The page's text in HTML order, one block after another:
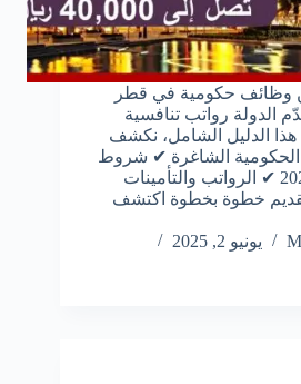
وظائف حكومية في قطر
الدولة رواتب تنافسية
هذا الدليل الشامل، نكشف
الشاغرة ✔ شروط
التقديم المحدثة لعام 2024 ✔ الرواتب والتأمينات
خطوة بخطوة اكتشف
يونيو 2, 2025